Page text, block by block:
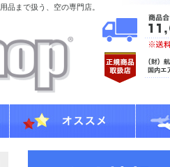
品まで扱う、空の専門店。